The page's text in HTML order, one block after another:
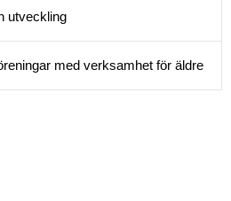
utveckling
med verksamhet för äldre